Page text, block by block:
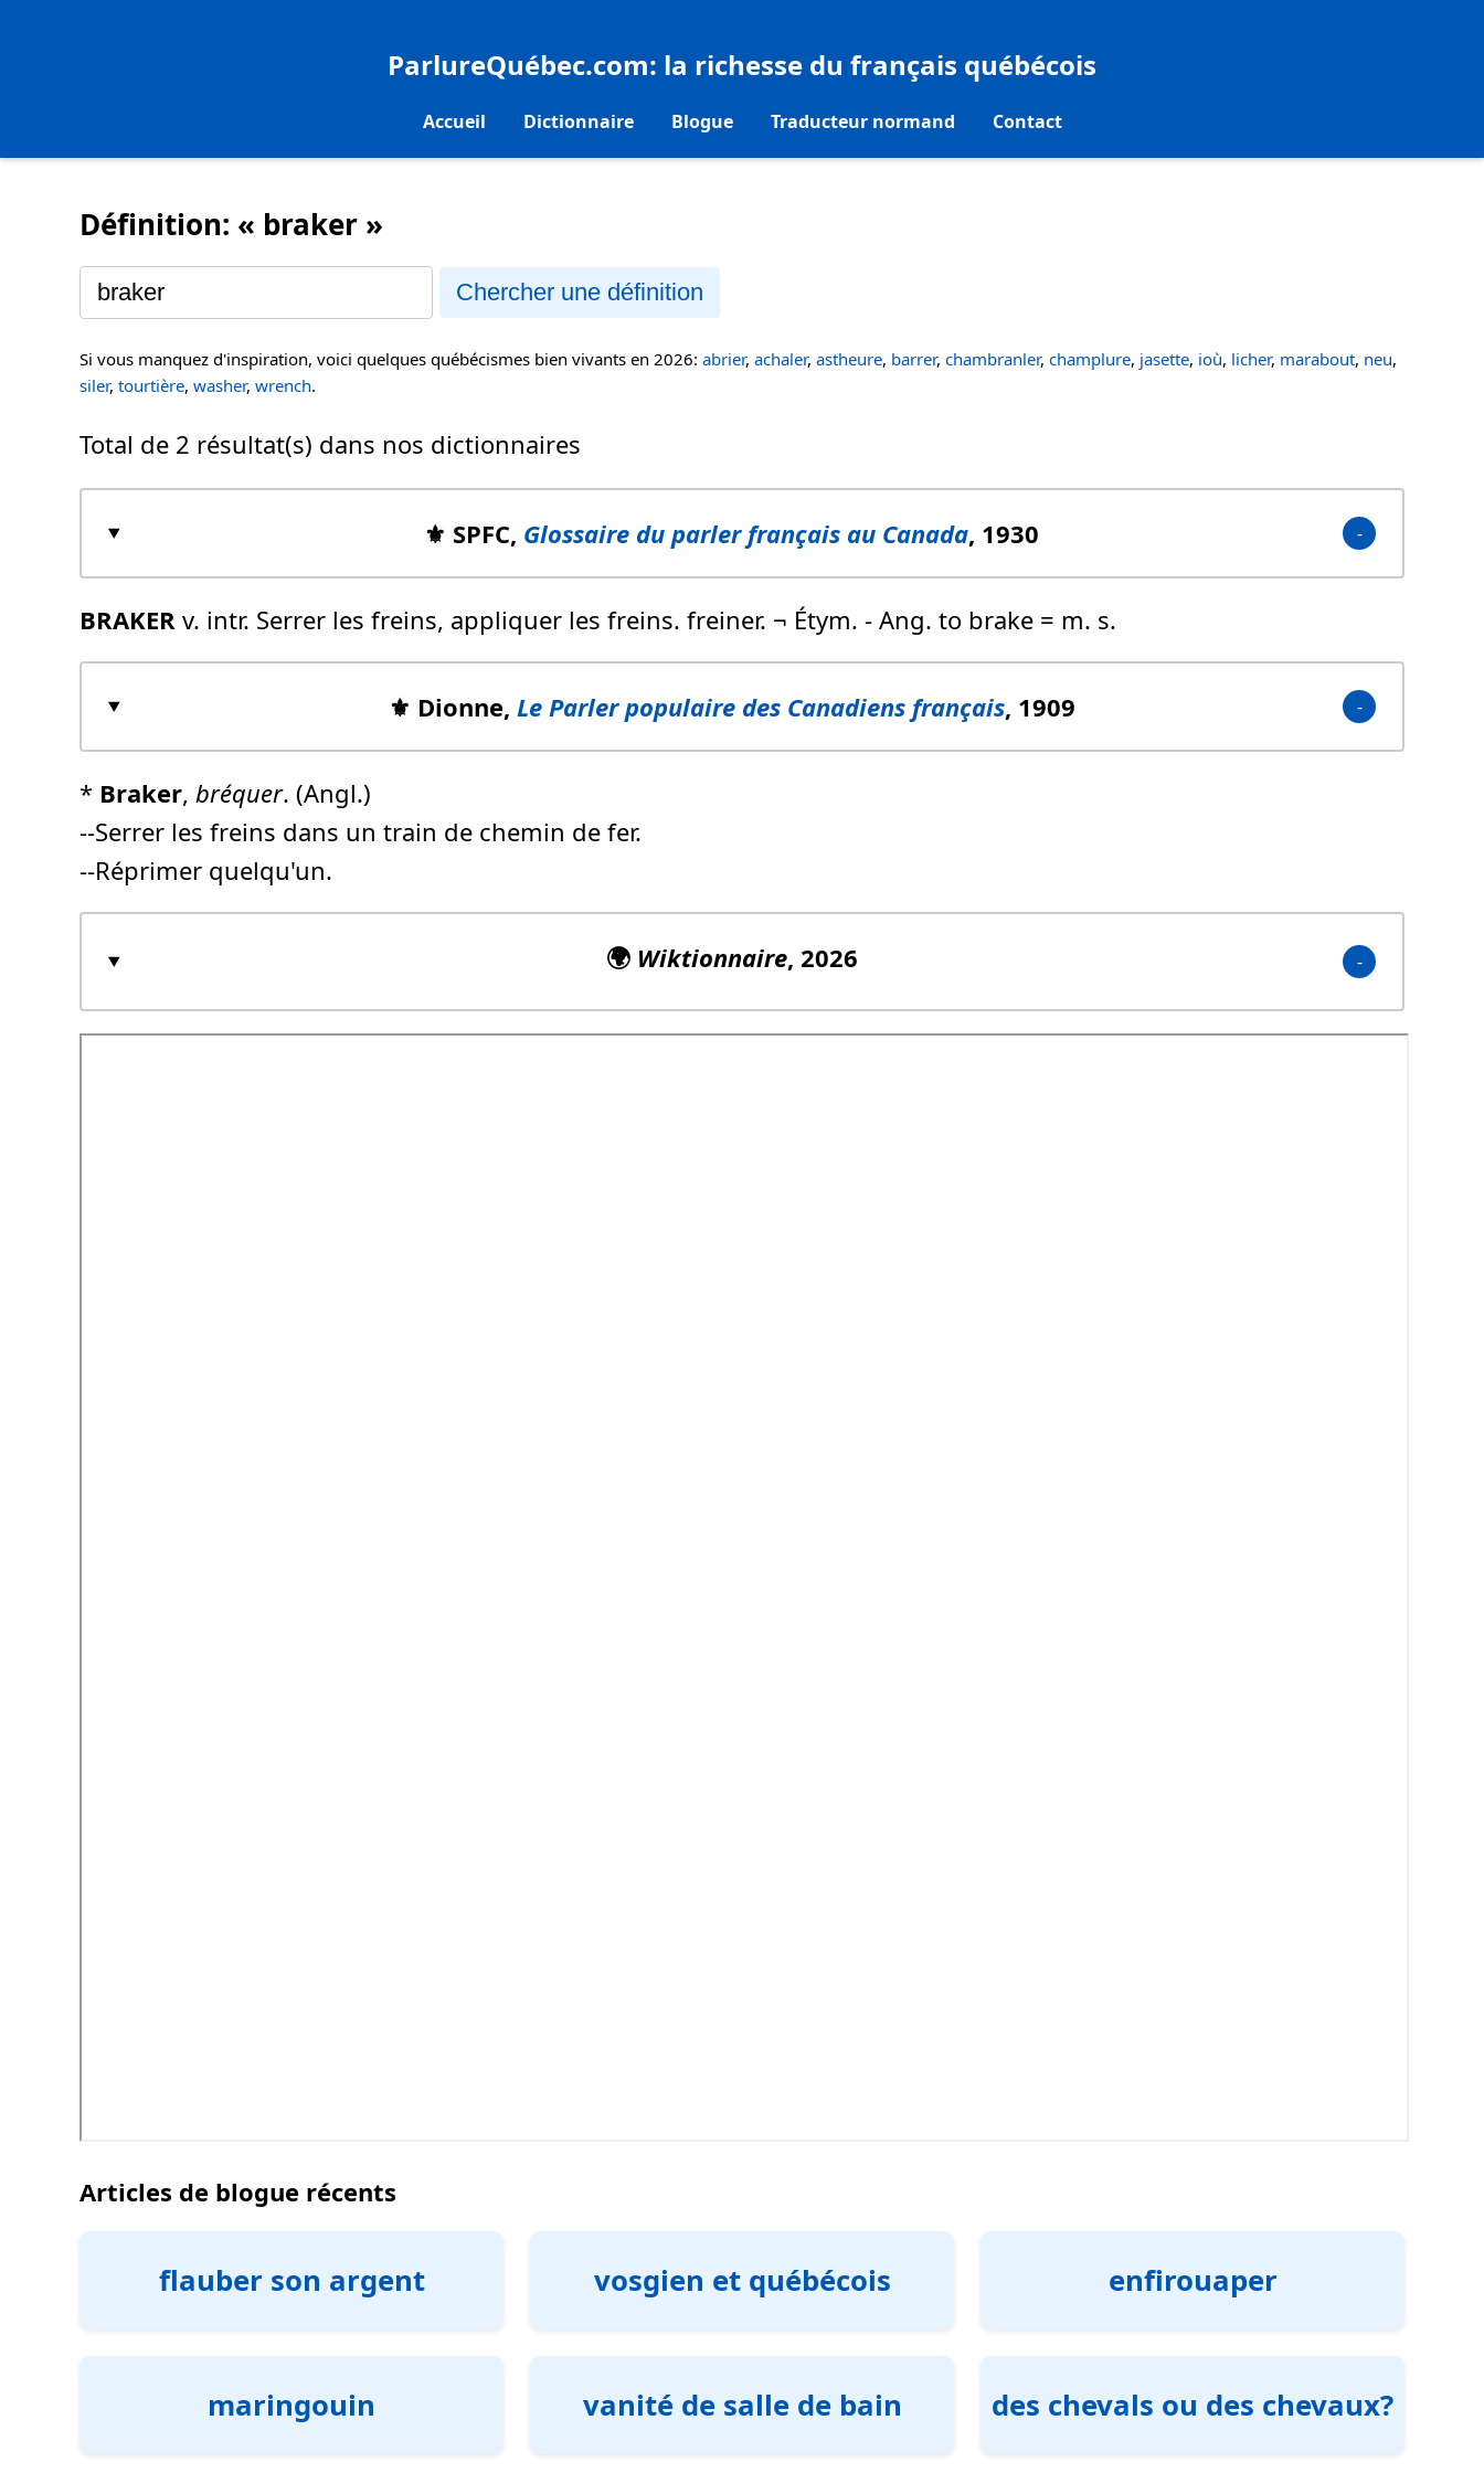
ParlureQuébec.com: la richesse du français québécois
Accueil Dictionnaire Blogue Traducteur normand Contact
Définition: « braker »
Chercher une définition
Si vous manquez d'inspiration, voici quelques québécismes bien vivants en 2026: abrier, achaler, astheure, barrer, chambranler, champlure, jasette, ioù, licher, marabout, neu,
siler, tourtière, washer, wrench.
Total de 2 résultat(s) dans nos dictionnaires
⚜️ SPFC, Glossaire du parler français au Canada, 1930
BRAKER v. intr. Serrer les freins, appliquer les freins. freiner. ¬ Étym. - Ang. to brake = m. s.
⚜️ Dionne, Le Parler populaire des Canadiens français, 1909
* Braker, bréquer. (Angl.)
--Serrer les freins dans un train de chemin de fer.
--Réprimer quelqu'un.
🌍 Wiktionnaire, 2026
Articles de blogue récents
flauber son argent vosgien et québécois enfirouaper
maringouin vanité de salle de bain des chevals ou des chevaux?